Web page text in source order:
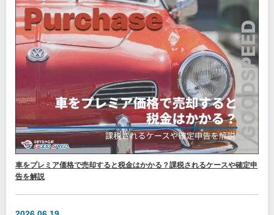
車をプレミア価格で売却すると税金はかかる？課税されるケースや確定申
告を解説